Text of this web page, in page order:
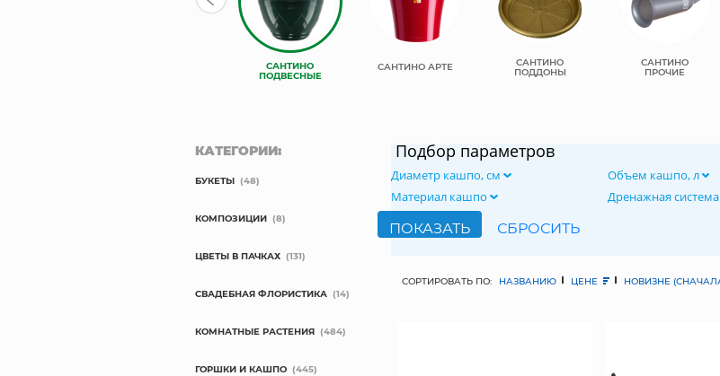
САНТИНО
ПОДВЕСНЫЕ
САНТИНО АРТЕ САНТИНО
ПОДДОНЫ
САНТИНО
ПРОЧИЕ
Подбор параметров
Диаметр кашпо, см Объем кашпо, л
Материал кашпо
Дренажная система
СОРТИРОВАТЬ ПО: НАЗВАНИЮ ЦЕНЕ НОВИЗНЕ
КАТЕГОРИИ:
БУКЕТЫ (48)
КОМПОЗИЦИИ (8)
ЦВЕТЫ В ПАЧКАХ (131)
СВАДЕБНАЯ ФЛОРИСТИКА (14)
КОМНАТНЫЕ РАСТЕНИЯ (484)
ГОРШКИ И КАШПО (445)